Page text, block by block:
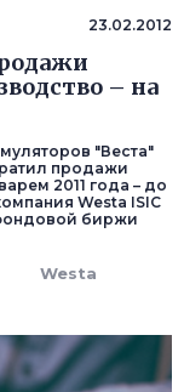
23.02.2012
– на
"Веста"
продажи
2011 года – до
Westa ISIC
биржи
Westa